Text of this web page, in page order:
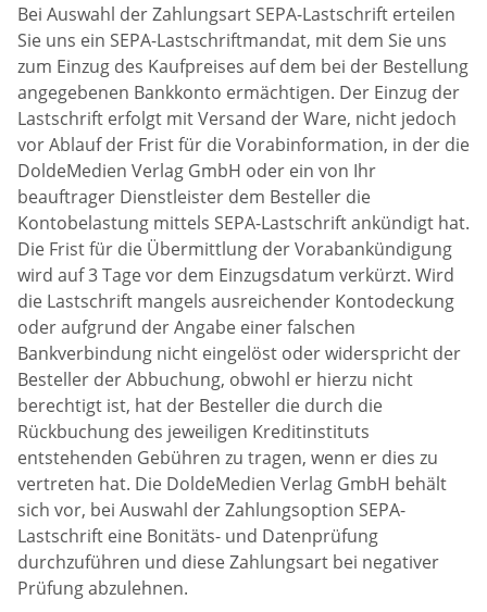
Bei Auswahl der Zahlungsart SEPA-Lastschrift erteilen
Sie uns ein SEPA-Lastschriftmandat, mit dem Sie uns
zum Einzug des Kaufpreises auf dem bei der Bestellung
angegebenen Bankkonto ermächtigen. Der Einzug der
Lastschrift erfolgt mit Versand der Ware, nicht jedoch
vor Ablauf der Frist für die Vorabinformation, in der die
DoldeMedien Verlag GmbH oder ein von Ihr
beauftrager Dienstleister dem Besteller die
Kontobelastung mittels SEPA-Lastschrift ankündigt hat.
Die Frist für die Übermittlung der Vorabankündigung
wird auf 3 Tage vor dem Einzugsdatum verkürzt. Wird
die Lastschrift mangels ausreichender Kontodeckung
oder aufgrund der Angabe einer falschen
Bankverbindung nicht eingelöst oder widerspricht der
Besteller der Abbuchung, obwohl er hierzu nicht
berechtigt ist, hat der Besteller die durch die
Rückbuchung des jeweiligen Kreditinstituts
entstehenden Gebühren zu tragen, wenn er dies zu
vertreten hat. Die DoldeMedien Verlag GmbH behält
sich vor, bei Auswahl der Zahlungsoption SEPA-
Lastschrift eine Bonitäts- und Datenprüfung
durchzuführen und diese Zahlungsart bei negativer
Prüfung abzulehnen.